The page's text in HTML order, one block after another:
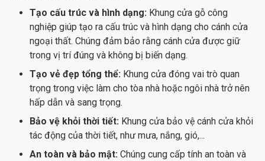
Tạo cấu trúc và hình dạng: Khung cửa gỗ công
nghiệp giúp tạo ra cấu trúc và hình dạng cho cánh cửa
ngoại thất. Chúng đảm bảo rằng cánh cửa được giữ
trong vị trí đúng và không bị biến dạng.
Tạo vẻ đẹp tổng thể: Khung cửa đóng vai trò quan
trọng trong việc làm cho tòa nhà hoặc ngôi nhà trở nên
hấp dẫn và sang trọng.
Bảo vệ khỏi thời tiết: Khung cửa bảo vệ cánh cửa khỏi
tác động của thời tiết, như mưa, nắng, gió,...
An toàn và bảo mật: Chúng cung cấp tính an toàn và